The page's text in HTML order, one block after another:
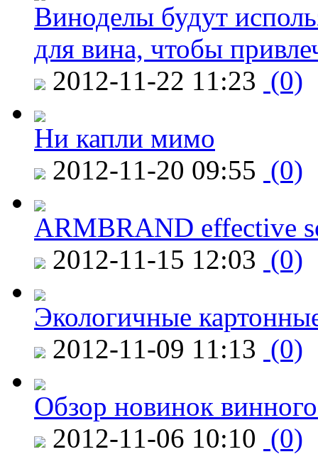
Виноделы будут
для вина, чтобы
2012-11-22 11:23 (0)
Ни капли мимо
2012-11-20 09:55 (0)
ARMBRAND effective
2012-11-15 12:03 (0)
Экологичные
2012-11-09 11:13 (0)
Обзор новинок
2012-11-06 10:10 (0)